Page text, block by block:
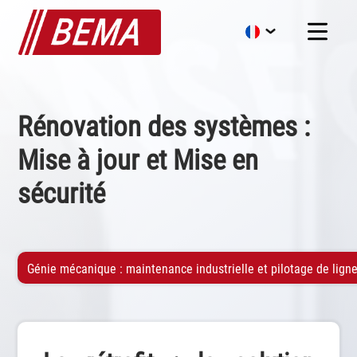
Rénovation des systèmes :
Mise à jour et Mise en
sécurité
Génie mécanique : maintenance industrielle et pilotage de ligne